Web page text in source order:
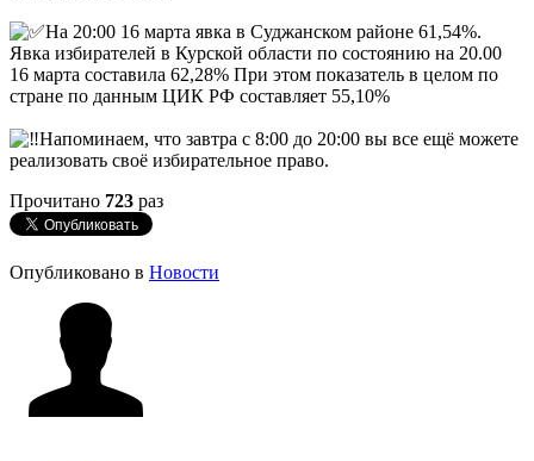
На 20:00 16 марта явка в Суджанском районе 61,54%.
Явка избирателей в Курской области по состоянию на 20.00
16 марта составила 62,28% При этом показатель в целом по
стране по данным ЦИК РФ составляет 55,10%
Напоминаем, что завтра с 8:00 до 20:00 вы все ещё можете
реализовать своё избирательное право.
Прочитано 723 раз
Опубликовано в Новости